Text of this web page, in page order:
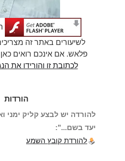
לשיעורים באתר זה
פלאש. אם אינכם רואים כאן
לכתובת זו והורידו את
הורדות
להורדה יש לבצע קליק ימני
יעד בשם...":
להורדת קובץ השמע